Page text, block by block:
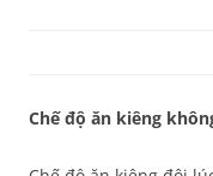
Chế độ ăn kiêng